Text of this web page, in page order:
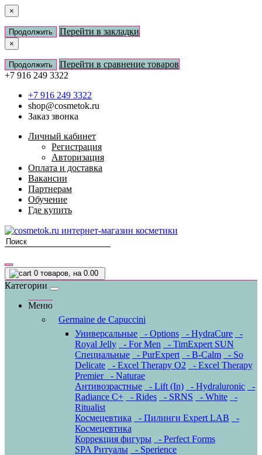
×
Продолжить Перейти в закладки
×
Продолжить
Перейти в сравнение товаров
+7 916 249 3322
+7 916 249 3322
shop@cosmetok.ru
Заказ звонка
Личный кабинет
Регистрация
Авторизация
Оплата и доставка
Вакансии
Партнерам
Обучение
Где купить
0 товаров, на 0.00
Категории
Меню
Germaine de Capuccini
Универсальные
- Options - HydraCure
-
Royal Jelly
- For Men
- TimExpert SUN
Специальные
- PurExpert - B-Calm
- So
Delicate
- Excel Therapy O2
- Excel Therapy
Premier
- Naturae
Антивозрастные
- Lift (In) - Hydraluronic
-
Radiance C+
- Rides - SRNS - White
-
Ritualist
Космецевтика
- Пилинги Expert LAB
-
Космецевтика
Коррекция фигуры
- Perfect Forms
SPA Ритуалы
- Sperience